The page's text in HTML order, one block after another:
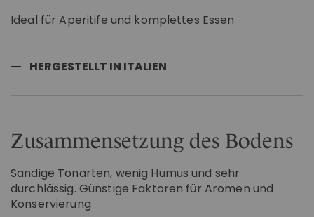
Ideal für Aperitife und komplettes Essen
HERGESTELLT IN ITALIEN
Zusammensetzung des Bodens
Sandige Tonarten, wenig Humus und sehr
durchlässig. Günstige Faktoren für Aromen und
Konservierung